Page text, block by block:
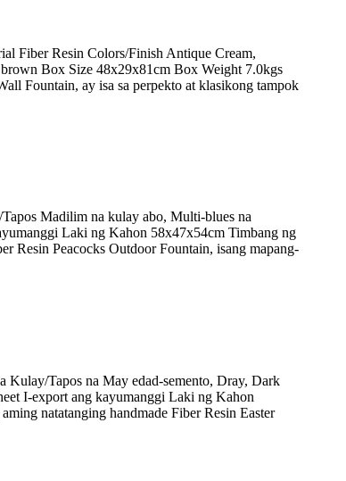
Fiber Resin Colors/Finish Antique Cream,
Box Size 48x29x81cm Box Weight 7.0kgs
Fountain, ay isa sa perpekto at klasikong tampok
Madilim na kulay abo, Multi-blues na
Laki ng Kahon 58x47x54cm Timbang ng
Peacocks Outdoor Fountain, isang mapang-
Tapos na May edad-semento, Dray, Dark
I-export ang kayumanggi Laki ng Kahon
natatanging handmade Fiber Resin Easter